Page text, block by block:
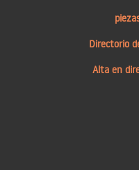
Directorio
Alta en